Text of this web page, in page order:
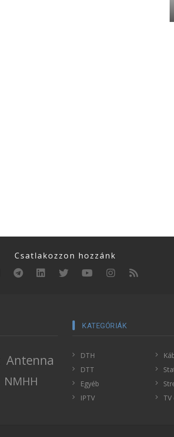
Csatlakozzon hozzánk
Antenna
NMHH
KATEGÓRIÁK
DTH
DTT
Egyéb
IPTV